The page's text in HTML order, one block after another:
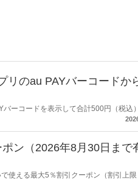
リのau PAYバーコードか
ーコードを表示して合計500円（税込
ン（2026年8月30日まで
使える最大5％割引クーポン（割引上